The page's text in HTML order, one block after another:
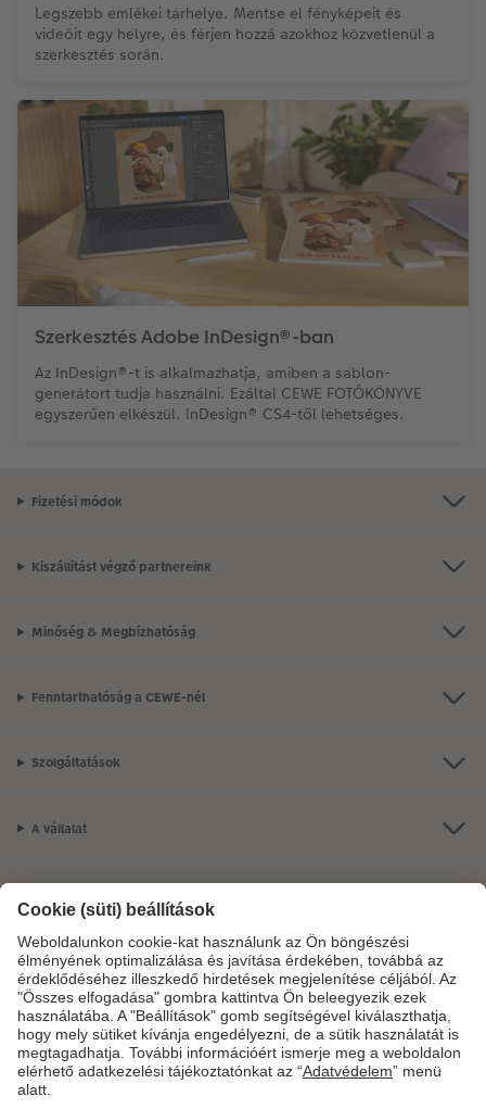
Legszebb emlékei tárhelye. Mentse el fényképeit és
videóit egy helyre, és férjen hozzá azokhoz közvetlenül a
szerkesztés során.
Szerkesztés Adobe InDesign®-ban
Az InDesign®-t is alkalmazhatja, amiben a sablon-
generátort tudja használni. Ezáltal CEWE FOTÓKÖNYVE
egyszerűen elkészül. InDesign® CS4-től lehetséges.
Fizetési módok
Kiszállítást végző partnereink
Minőség & Megbízhatóság
Fenntarthatóság a CEWE-nél
Szolgáltatások
A vállalat
CEWE Fotóvilág